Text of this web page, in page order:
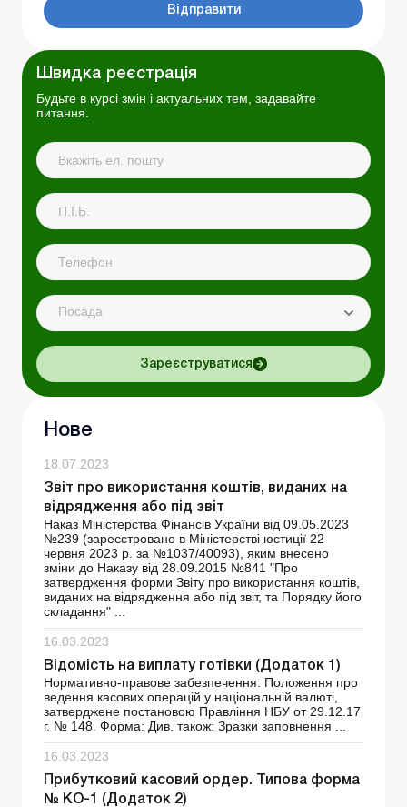
Відправити
Швидка реєстрація
Будьте в курсі змін і актуальних тем, задавайте
питання.
Посада
Зареєструватися
Нове
18.07.2023
Звіт про використання коштів, виданих на
відрядження або під звіт
Наказ Міністерства Фінансів України від 09.05.2023
№239 (зареєстровано в Міністерстві юстиції 22
червня 2023 р. за №1037/40093), яким внесено
зміни до Наказу від 28.09.2015 №841 "Про
затвердження форми Звіту про використання коштів,
виданих на відрядження або під звіт, та Порядку його
складання" ...
16.03.2023
Відомість на виплату готівки (Додаток 1)
Нормативно-правове забезпечення: Положення про
ведення касових операцій у національній валюті,
затверджене постановою Правління НБУ от 29.12.17
г. № 148. Форма: Див. також: Зразки заповнення ...
16.03.2023
Прибутковий касовий ордер. Типова форма
№ КО-1 (Додаток 2)